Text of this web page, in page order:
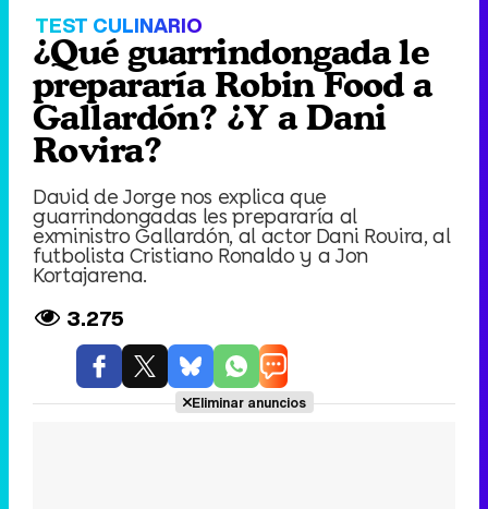
TEST CULINARIO
¿Qué guarrindongada le
prepararía Robin Food a
Gallardón? ¿Y a Dani
Rovira?
David de Jorge nos explica que
guarrindongadas les prepararía al
exministro Gallardón, al actor Dani Rovira, al
futbolista Cristiano Ronaldo y a Jon
Kortajarena.
3.275
Eliminar anuncios